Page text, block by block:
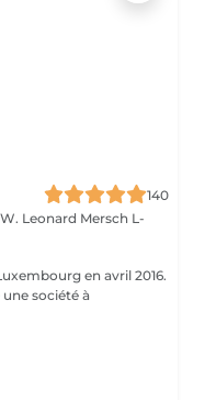
140
Leonard Mersch L-
en avril 2016.
une société à